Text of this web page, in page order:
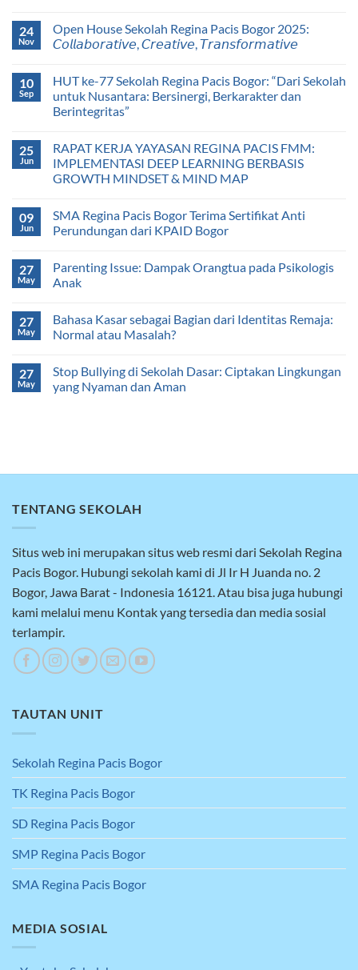
24
Nov
Open House Sekolah Regina Pacis Bogor 2025:
𝘊𝘰𝘭𝘭𝘢𝘣𝘰𝘳𝘢𝘵𝘪𝘷𝘦, 𝘊𝘳𝘦𝘢𝘵𝘪𝘷𝘦, 𝘛𝘳𝘢𝘯𝘴𝘧𝘰𝘳𝘮𝘢𝘵𝘪𝘷𝘦
10
Sep
HUT ke-77 Sekolah Regina Pacis Bogor: “Dari Sekolah
untuk Nusantara: Bersinergi, Berkarakter dan
Berintegritas”
25
Jun
RAPAT KERJA YAYASAN REGINA PACIS FMM:
IMPLEMENTASI DEEP LEARNING BERBASIS
GROWTH MINDSET & MIND MAP
09
Jun
SMA Regina Pacis Bogor Terima Sertifikat Anti
Perundungan dari KPAID Bogor
27
May
Parenting Issue: Dampak Orangtua pada Psikologis
Anak
27
May
Bahasa Kasar sebagai Bagian dari Identitas Remaja:
Normal atau Masalah?
27
May
Stop Bullying di Sekolah Dasar: Ciptakan Lingkungan
yang Nyaman dan Aman
TENTANG SEKOLAH
Situs web ini merupakan situs web resmi dari Sekolah Regina
Pacis Bogor. Hubungi sekolah kami di Jl Ir H Juanda no. 2
Bogor, Jawa Barat - Indonesia 16121. Atau bisa juga hubungi
kami melalui menu Kontak yang tersedia dan media sosial
terlampir.
TAUTAN UNIT
Sekolah Regina Pacis Bogor
TK Regina Pacis Bogor
SD Regina Pacis Bogor
SMP Regina Pacis Bogor
SMA Regina Pacis Bogor
MEDIA SOSIAL